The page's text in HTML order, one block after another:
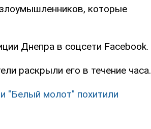
которые
Днепра в соцсети Facebook.
раскрыли его в течение часа.
"Белый молот" похитили